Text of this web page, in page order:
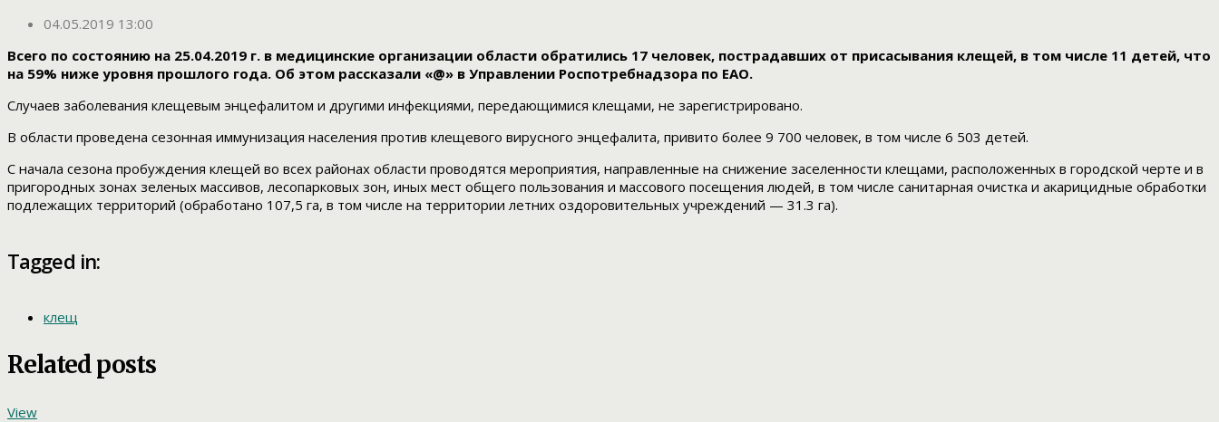
04.05.2019 13:00
Всего по состоянию на 25.04.2019 г. в медицинские организации области обратились 17 человек, пострадавших от присасывания клещей, в том числе 11 детей, что
на 59% ниже уровня прошлого года. Об этом рассказали «@» в Управлении Роспотребнадзора по ЕАО.
Случаев заболевания клещевым энцефалитом и другими инфекциями, передающимися клещами, не зарегистрировано.
В области проведена сезонная иммунизация населения против клещевого вирусного энцефалита, привито более 9 700 человек, в том числе 6 503 детей.
С начала сезона пробуждения клещей во всех районах области проводятся мероприятия, направленные на снижение заселенности клещами, расположенных в городской черте и в
пригородных зонах зеленых массивов, лесопарковых зон, иных мест общего пользования и массового посещения людей, в том числе санитарная очистка и акарицидные обработки
подлежащих территорий (обработано 107,5 га, в том числе на территории летних оздоровительных учреждений — 31.3 га).
Tagged in:
клещ
Related posts
View